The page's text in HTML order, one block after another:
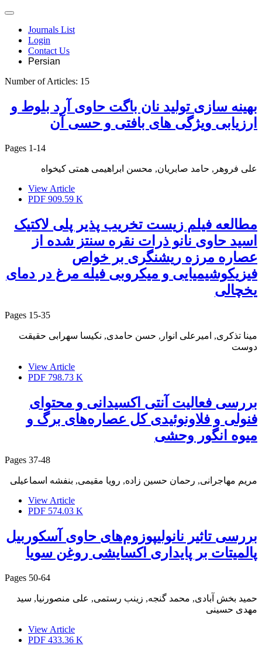
Journals List
Login
Contact Us
Persian
Number of Articles: 15
بهینه سازی تولید نان باگت حاوی آرد بلوط و
ارزیابی ویژگی های بافتی و حسی آن
Pages 1-14
علی فروهر, حامد صابریان, محسن ابراهیمی همتی کیخواه
View Article
PDF 909.59 K
مطالعه فیلم زیست تخریب پذیر پلی لاکتیک
اسید حاوی نانو ذرات نقره سنتز شده از
عصاره مرزه ریشنگری بر خواص
فیزیکوشیمیایی و میکروبی فیله مرغ در دمای
یخچالی
Pages 15-35
مینا تذکری, امیرعلی انوار, حسن حامدی, نکیسا سهرابی حقیقت
دوست
View Article
PDF 798.73 K
بررسی فعالیت آنتی اکسیدانی و محتوای
فنولی و فلاونوئیدی کل عصاره‌های برگ و
میوه انگور وحشی
Pages 37-48
مریم مهاجرانی, رحمان حسین زاده, رویا مقیمی, بنفشه اسماعیلی
View Article
PDF 574.03 K
بررسی تاثیر نانولیپوزوم‌های حاوی آسکوربیل
پالمیتات بر پایداری اکسایشی روغن سویا
Pages 50-64
حمید بخش آبادی, محمد گنجه, زینب رستمی, علی منصورنیا, سید
مهدی حسینی
View Article
PDF 433.36 K